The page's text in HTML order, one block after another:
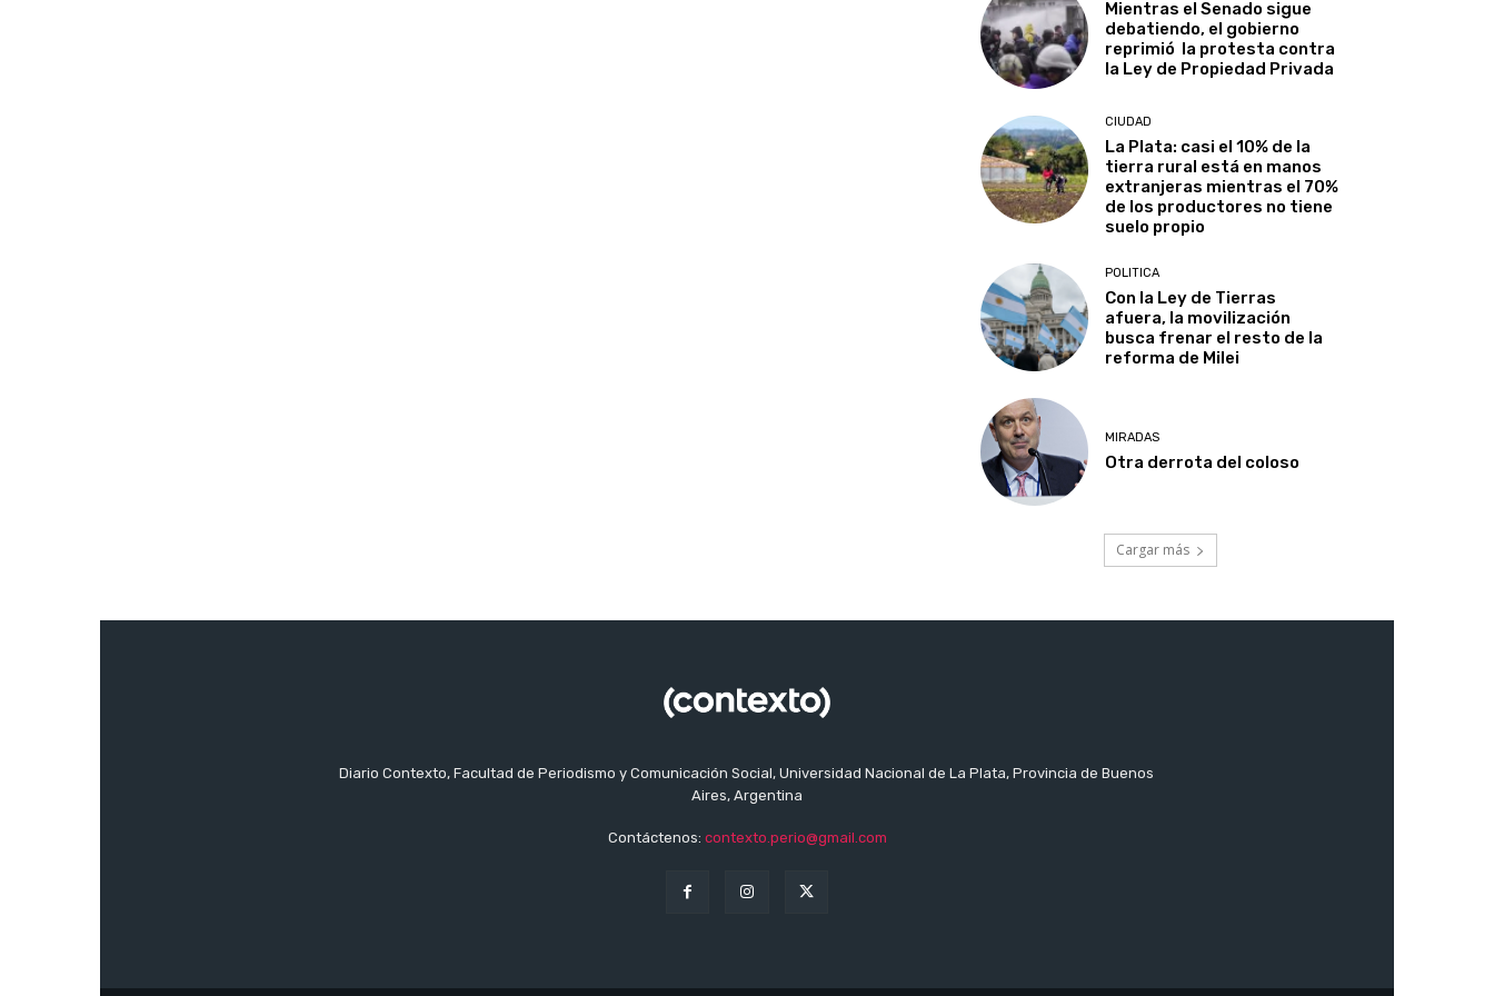
Mientras el Senado sigue
debatiendo, el gobierno
reprimió la protesta contra
la Ley de Propiedad Privada
CIUDAD
La Plata: casi el 10% de la
tierra rural está en manos
extranjeras mientras el 70%
de los productores no tiene
suelo propio
POLITICA
Con la Ley de Tierras
afuera, la movilización
busca frenar el resto de la
reforma de Milei
MIRADAS
Otra derrota del coloso
Cargar más
Diario Contexto, Facultad de Periodismo y Comunicación Social, Universidad Nacional de La Plata, Provincia de Buenos
Aires, Argentina
Contáctenos: contexto.perio@gmail.com